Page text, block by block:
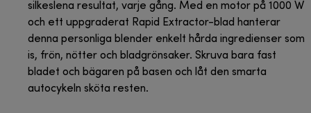
silkeslena resultat, varje gång. Med en motor på 1000 W
och ett uppgraderat Rapid Extractor-blad hanterar
denna personliga blender enkelt hårda ingredienser som
is, frön, nötter och bladgrönsaker. Skruva bara fast
bladet och bägaren på basen och låt den smarta
autocykeln sköta resten.